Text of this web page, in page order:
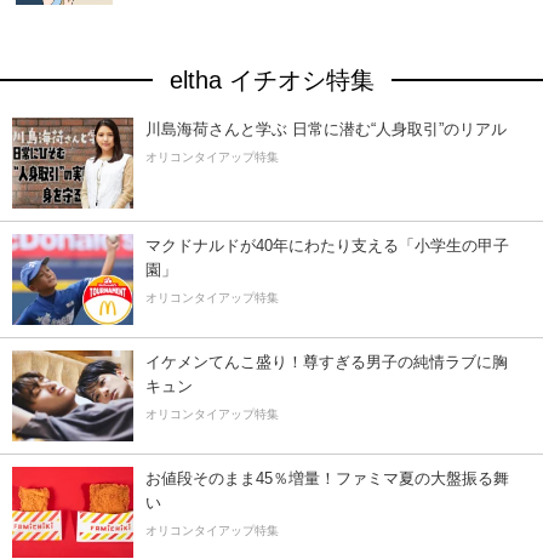
eltha イチオシ特集
川島海荷さんと学ぶ 日常に潜む“人身取引”のリアル
オリコンタイアップ特集
マクドナルドが40年にわたり支える「小学生の甲子
園」
オリコンタイアップ特集
イケメンてんこ盛り！尊すぎる男子の純情ラブに胸
キュン
オリコンタイアップ特集
お値段そのまま45％増量！ファミマ夏の大盤振る舞
い
オリコンタイアップ特集